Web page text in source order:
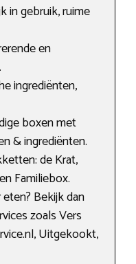
in gebruik, ruime
en
ingrediënten,
boxen met
& ingrediënten.
de Krat,
Familiebox.
Bekijk dan
zoals Vers
Uitgekookt,